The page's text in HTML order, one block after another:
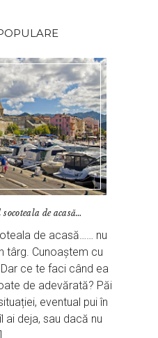
de acasă…
de acasă…… nu
târg. Cunoaștem cu
ce te faci când ea
de adevărată? Păi
eventual pui în
ai deja, sau dacă nu